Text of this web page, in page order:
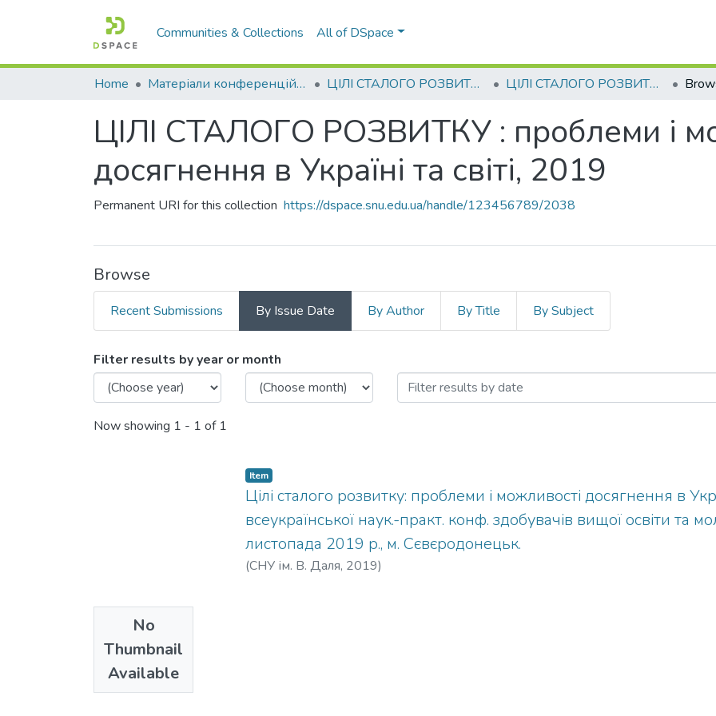
Communities & Collections All of DSpace
Home Матеріали конференцій та семінарів ЦІЛІ СТАЛОГО РОЗВИТКУ : проблеми і можливості досягнення в Україні та світі ЦІЛІ СТАЛОГО РОЗВИТКУ : проблеми і можливості досягнення в Україні та світі, 2019
ЦІЛІ СТАЛОГО РОЗВИТКУ : проблеми і
досягнення в Україні та світі, 2019
Permanent URI for this collection https://dspace.snu.edu.ua/handle/123456789/2038
Browse
Recent Submissions By Issue Date By Author By Title By Subject
Browsing ЦІЛІ СТАЛОГО РОЗВИТКУ : проблеми і
Filter results by year or month
Now showing 1 - 1 of 1
No
Thumbnail
Available
Item
Цілі сталого розвитку: проблеми і можливості досягнення в
всеукраїнської наук.-практ. конф. здобувачів вищої освіти та
листопада 2019 р., м. Сєвєродонецьк.
(СНУ ім. В. Даля, 2019)